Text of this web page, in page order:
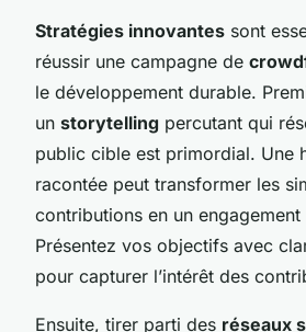
Stratégies innovantes sont
réussir une campagne de
le développement durable.
un storytelling percutant qui
public cible est primordial. Une
racontée peut transformer les
contributions en un
Présentez vos objectifs avec
pour capturer l’intérêt des
Ensuite, tirer parti des réseaux